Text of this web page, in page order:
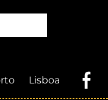
Lisboa